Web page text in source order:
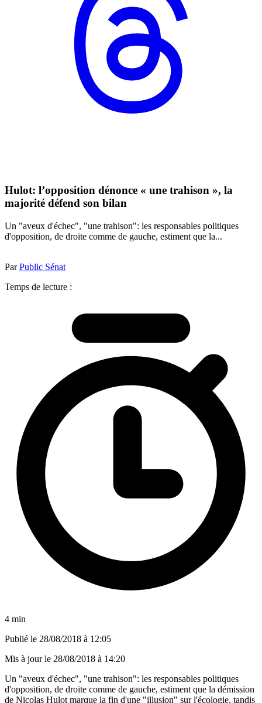
Hulot: l’opposition dénonce « une trahison », la
majorité défend son bilan
Un "aveux d'échec", "une trahison": les responsables politiques
d'opposition, de droite comme de gauche, estiment que la...
ParPublic Sénat
Temps de lecture :
4 min
Publié le 28/08/2018 à 12:05
Mis à jour le 28/08/2018 à 14:20
Un "aveux d'échec", "une trahison": les responsables politiques
d'opposition, de droite comme de gauche, estiment que la démission
de Nicolas Hulot marque la fin d'une "illusion" sur l'écologie, tandis